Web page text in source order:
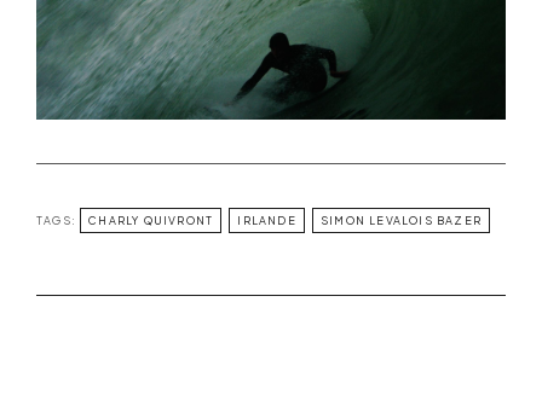
TAGS: CHARLY QUIVRONT IRLANDE SIMON LEVALOIS BAZER